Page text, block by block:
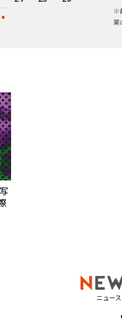
※
業
ニュース